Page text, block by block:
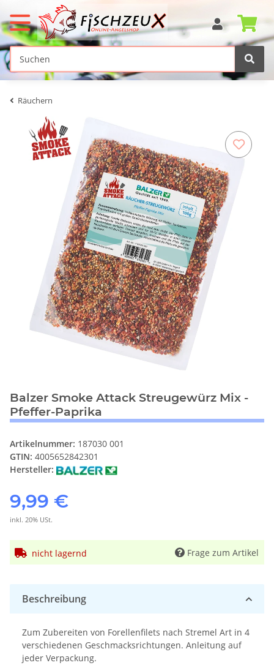
Räuchern
Balzer Smoke Attack Streugewürz Mix -
Pfeffer-Paprika
Artikelnummer: 187030 001
GTIN: 4005652842301
Hersteller:
9,99 €
inkl. 20% USt.
nicht lagernd Frage zum Artikel
Beschreibung
Zum Zubereiten von Forellenfilets nach Stremel Art in 4
verschiedenen Geschmacksrichtungen. Anleitung auf
jeder Verpackung.